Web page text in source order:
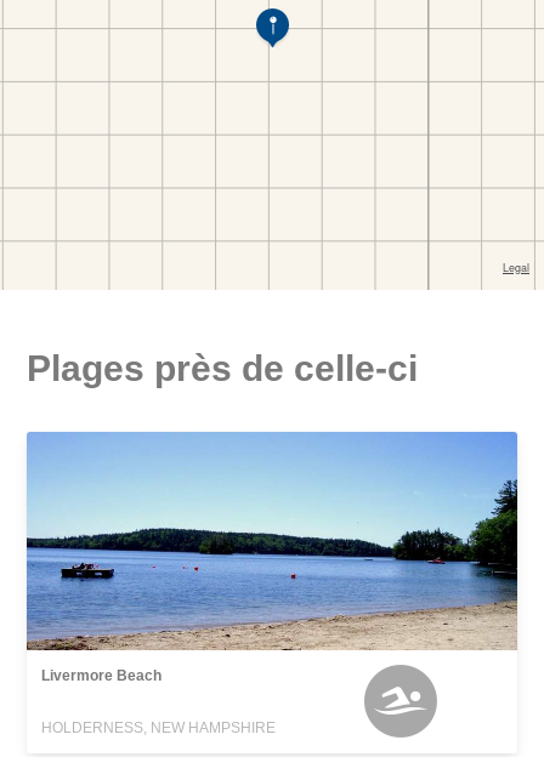
Plages près de celle-ci
Livermore Beach
HOLDERNESS, NEW HAMPSHIRE